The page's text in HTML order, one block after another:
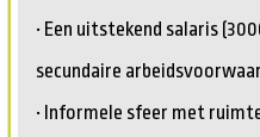
• Een uitstekend salaris
secundaire
• Informele sfeer met